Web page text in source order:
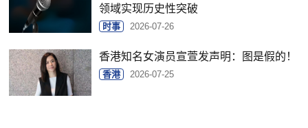
领域实现历史性突破
时事 2026-07-26
香港知名女演员宣萱发声明：图是假的！
香港 2026-07-25